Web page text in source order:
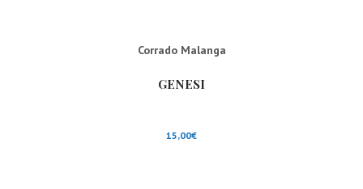
Corrado Malanga
GENESI
15,00€